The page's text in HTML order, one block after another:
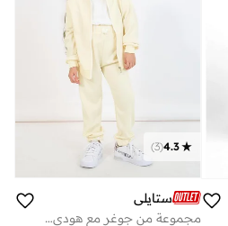
4.3
(
3
)
ستايلي
مجموعة من جوغر مع هودي بسحَّاب غلق